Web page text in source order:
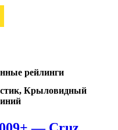
рейлинги
Крыловидный